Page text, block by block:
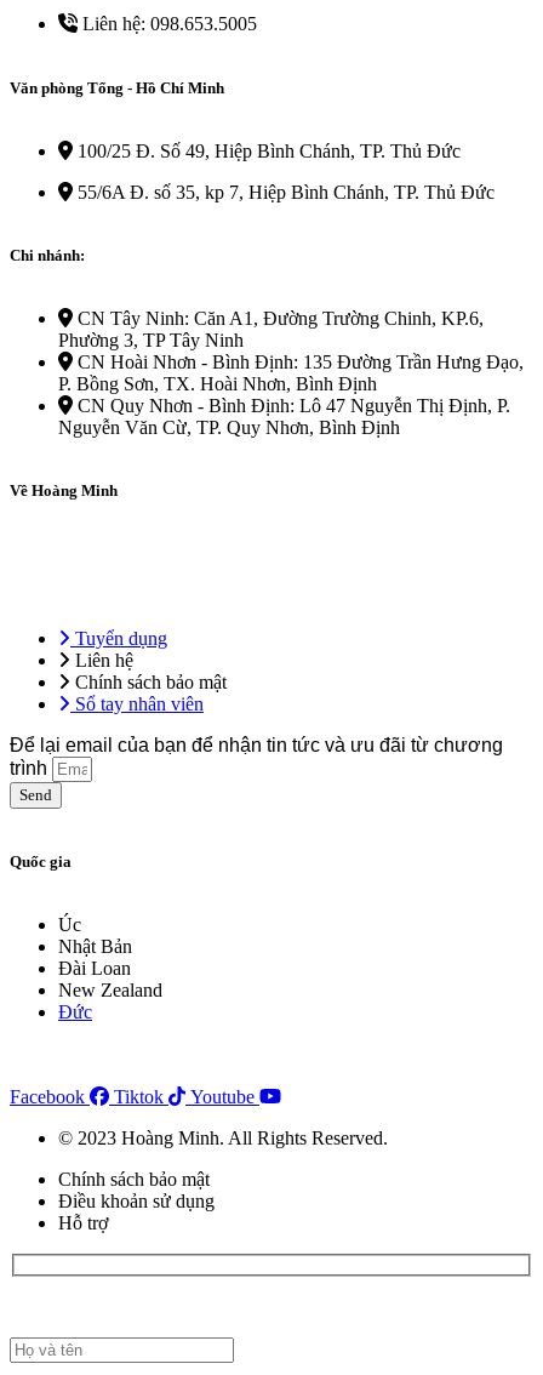
Liên hệ: 098.653.5005
Văn phòng Tổng - Hồ Chí Minh
100/25 Đ. Số 49, Hiệp Bình Chánh, TP. Thủ Đức
55/6A Đ. số 35, kp 7, Hiệp Bình Chánh, TP. Thủ Đức
Chi nhánh:
CN Tây Ninh: Căn A1, Đường Trường Chinh, KP.6,
Phường 3, TP Tây Ninh
CN Hoài Nhơn - Bình Định: 135 Đường Trần Hưng Đạo,
P. Bồng Sơn, TX. Hoài Nhơn, Bình Định
CN Quy Nhơn - Bình Định: Lô 47 Nguyễn Thị Định, P.
Nguyễn Văn Cừ, TP. Quy Nhơn, Bình Định
Về Hoàng Minh
Tuyển dụng
Liên hệ
Chính sách bảo mật
Sổ tay nhân viên
Để lại email của bạn để nhận tin tức và ưu đãi từ chương
trình
Send
Quốc gia
Úc
Nhật Bản
Đài Loan
New Zealand
Đức
Facebook Tiktok
Youtube
© 2023 Hoàng Minh. All Rights Reserved.
Chính sách bảo mật
Điều khoản sử dụng
Hỗ trợ